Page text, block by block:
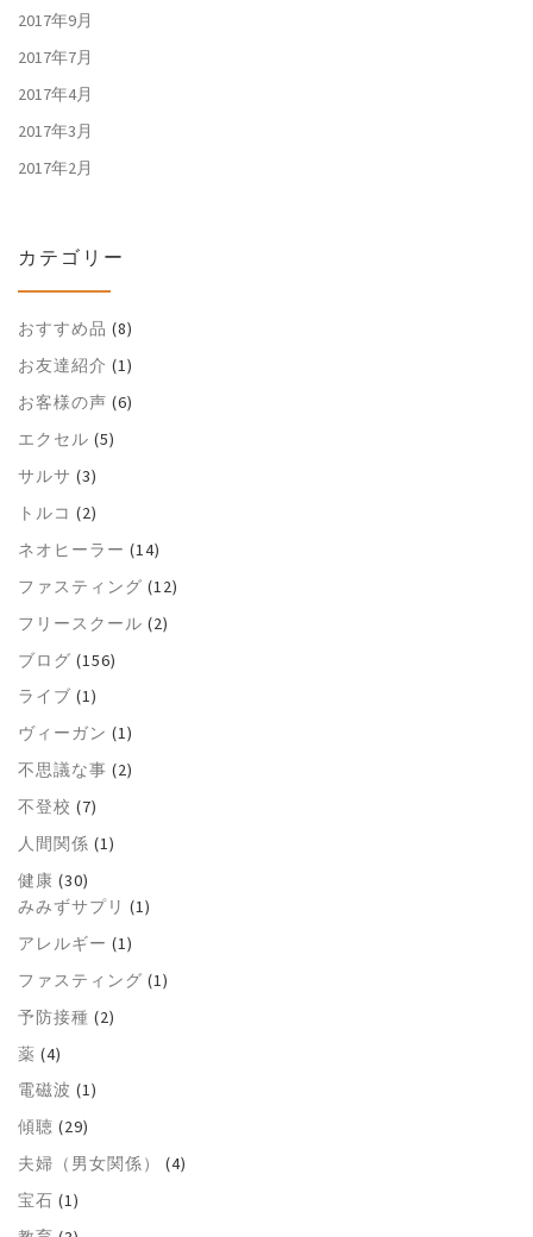
2017年9月
2017年7月
2017年4月
2017年3月
2017年2月
カテゴリー
おすすめ品 (8)
お友達紹介 (1)
お客様の声 (6)
エクセル (5)
サルサ (3)
トルコ (2)
ネオヒーラー (14)
ファスティング (12)
フリースクール (2)
ブログ (156)
ライブ (1)
ヴィーガン (1)
不思議な事 (2)
不登校 (7)
人間関係 (1)
健康 (30)
みみずサプリ (1)
アレルギー (1)
ファスティング (1)
予防接種 (2)
薬 (4)
電磁波 (1)
傾聴 (29)
夫婦（男女関係）
(4)
宝石 (1)